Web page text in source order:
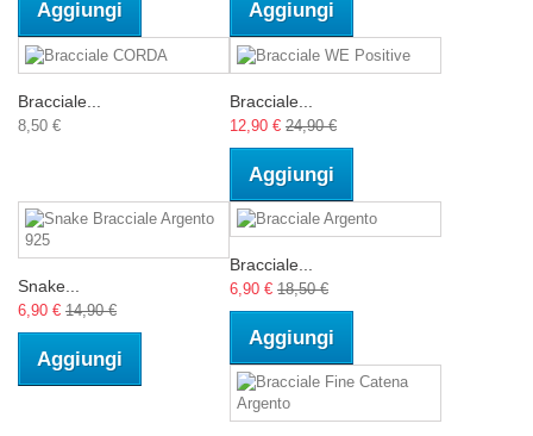
Aggiungi Aggiungi
Bracciale...
8,50 €
Bracciale...
12,90 € 24,90 €
Aggiungi
Snake...
6,90 € 14,90 €
Aggiungi
Bracciale...
6,90 € 18,50 €
Aggiungi